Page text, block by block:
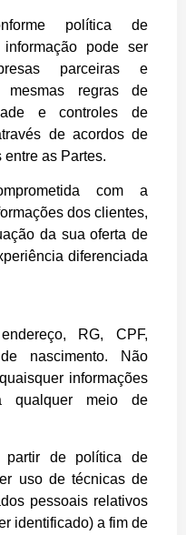
política de
pode ser
parceiras e
mesmas regras de
e controles de
de acordos de
as Partes.
com a
dos clientes,
da sua oferta de
diferenciada
RG, CPF,
nascimento. Não
informações
qualquer meio de
partir de política de
uso de técnicas de
pessoais relativos
identificado) a fim de